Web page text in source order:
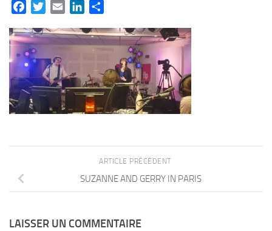
FacebookTwitterEmail LinkedIn
ARTICLE PRÉCÉDENT
SUZANNE AND GERRY IN PARIS
LAISSER UN COMMENTAIRE